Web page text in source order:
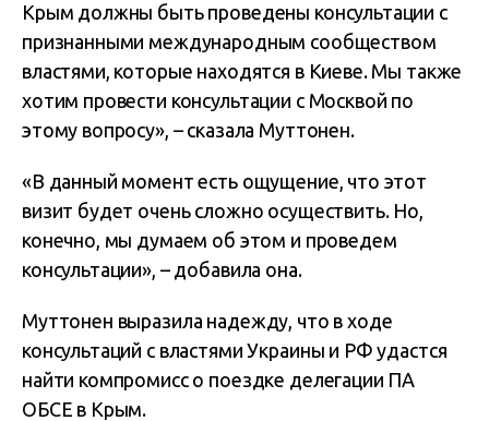
Крым должны быть проведены консультации с
признанными международным сообществом
властями, которые находятся в Киеве. Мы также
хотим провести консультации с Москвой по
этому вопросу», – сказала Муттонен.
«В данный момент есть ощущение, что этот
визит будет очень сложно осуществить. Но,
конечно, мы думаем об этом и проведем
консультации», – добавила она.
Муттонен выразила надежду, что в ходе
консультаций с властями Украины и РФ удастся
найти компромисс о поездке делегации ПА
ОБСЕ в Крым.